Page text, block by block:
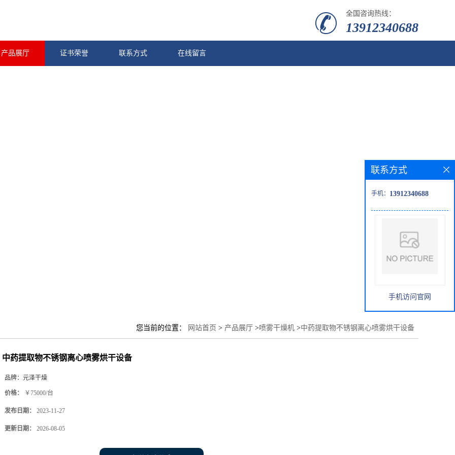
全国咨询热线：
13912340688
产品展厅 证书荣誉 联系方式 在线留言
您当前的位置： 网站首页 > 产品展厅 >喷雾干燥机 >中药提取物不锈钢离心喷雾烘干设备
中药提取物不锈钢离心喷雾烘干设备
品牌： 元泽干燥
价格： ￥75000/台
发布日期： 2023-11-27
更新日期： 2026-08-05
联系方式
手机： 13912340688
手机访问官网